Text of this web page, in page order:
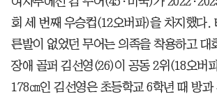
회 세 번째 우승컵(12오버파)을 차지했다.
른발이 없었던 무어는 의족을 착용하고 대
장애 골퍼 김선영(26)이 공동 2위(18오버
178㎝인 김선영은 초등학교 6학년 때 방